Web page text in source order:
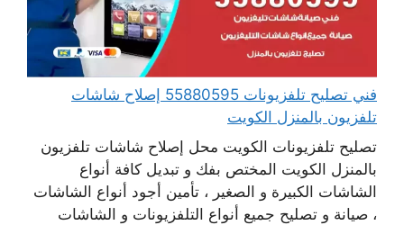
فني تصليح تلفزيونات 55880595 إصلاح شاشات
تلفزيون بالمنزل الكويت
تصليح تلفزيونات الكويت محل إصلاح شاشات تلفزيون
بالمنزل الكويت المختص بفك و تبديل كافة أنواع
الشاشات الكبيرة و الصغير ، تأمين أجود أنواع الشاشات
، صيانة و تصليح جميع أنواع التلفزيونات و الشاشات